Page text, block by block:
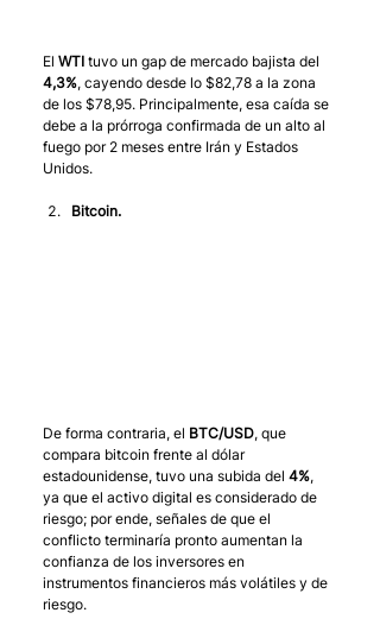
El WTI tuvo un gap de mercado bajista del
4,3%, cayendo desde lo $82,78 a la zona
de los $78,95. Principalmente, esa caída se
debe a la prórroga confirmada de un alto al
fuego por 2 meses entre Irán y Estados
Unidos.
Bitcoin.
De forma contraria, el BTC/USD, que
compara bitcoin frente al dólar
estadounidense, tuvo una subida del 4%,
ya que el activo digital es considerado de
riesgo; por ende, señales de que el
conflicto terminaría pronto aumentan la
confianza de los inversores en
instrumentos financieros más volátiles y de
riesgo.